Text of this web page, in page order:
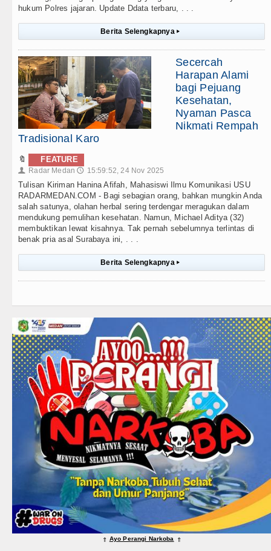
hukum Polres jajaran. Update Ddata terbaru, . . .
Berita Selengkapnya ▸
Secercah
Harapan Alami
bagi Pejuang
Kesehatan,
Nyaman Pasca
Nikmati Rempah
Tradisional Karo
🔖 FEATURE
👤 Radar Medan 🕔 15:59:52, 24 Nov 2025
Tulisan Kiriman Hanina Afifah, Mahasiswi Ilmu Komunikasi USU
RADARMEDAN.COM - Bagi sebagian orang, bahkan mungkin Anda
salah satunya, olahan herbal sering terdengar meragukan dalam
mendukung pemulihan kesehatan. Namun, Michael Aditya (32)
membuktikan lewat kisahnya. Tak pernah sebelumnya terlintas di
benak pria asal Surabaya ini, . . .
Berita Selengkapnya ▸
⇑ Ayo Perangi Narkoba ⇑